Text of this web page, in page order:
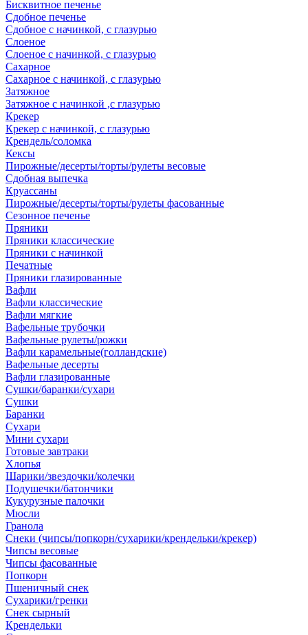
Бисквитное печенье
Сдобное печенье
Сдобное с начинкой, с глазурью
Слоеное
Слоеное с начинкой, с глазурью
Сахарное
Сахарное с начинкой, с глазурью
Затяжное
Затяжное с начинкой ,с глазурью
Крекер
Крекер с начинкой, с глазурью
Крендель/соломка
Кексы
Пирожные/десерты/торты/рулеты весовые
Сдобная выпечка
Круассаны
Пирожные/десерты/торты/рулеты фасованные
Сезонное печенье
Пряники
Пряники классические
Пряники с начинкой
Печатные
Пряники глазированные
Вафли
Вафли классические
Вафли мягкие
Вафельные трубочки
Вафельные рулеты/рожки
Вафли карамельные(голландские)
Вафельные десерты
Вафли глазированные
Сушки/баранки/сухари
Сушки
Баранки
Сухари
Мини сухари
Готовые завтраки
Хлопья
Шарики/звездочки/колечки
Подушечки/батончики
Кукурузные палочки
Мюсли
Гранола
Снеки (чипсы/попкорн/сухарики/крендельки/крекер)
Чипсы весовые
Чипсы фасованные
Попкорн
Пшеничный снек
Сухарики/гренки
Снек сырный
Крендельки